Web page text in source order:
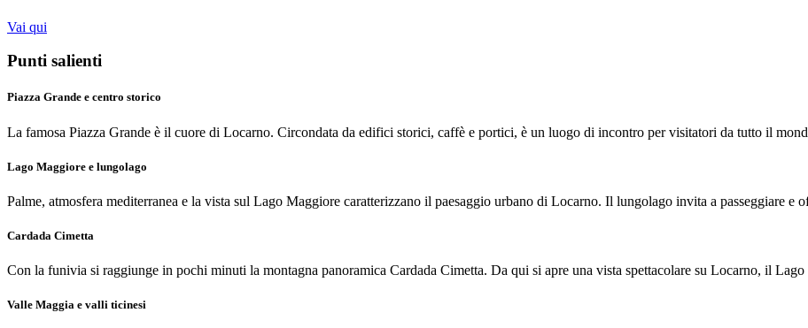
Vai qui
Punti salienti
Piazza Grande e centro storico
La famosa Piazza Grande è il cuore di Locarno. Circondata da edifici storici, caffè e portici, è un luogo di incontro per visitatori da tutto il
Lago Maggiore e lungolago
Palme, atmosfera mediterranea e la vista sul Lago Maggiore caratterizzano il paesaggio urbano di Locarno. Il lungolago invita a passeggiare e
Cardada Cimetta
Con la funivia si raggiunge in pochi minuti la montagna panoramica Cardada Cimetta. Da qui si apre una vista spettacolare su Locarno, il
Valle Maggia e valli ticinesi